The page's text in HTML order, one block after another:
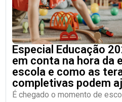
Especial Educação
em conta na hora da
escola e como as
completivas podem
É chegado o momento de